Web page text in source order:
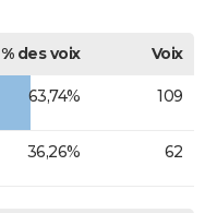
% des voix
Voix
63,74% 109
36,26% 62